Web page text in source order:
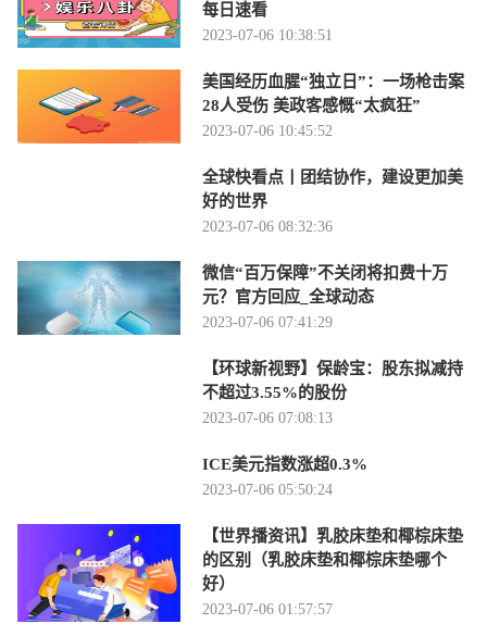
每日速看
2023-07-06 10:38:51
美国经历血腥“独立日”：一场枪击案
28人受伤 美政客感慨“太疯狂”
2023-07-06 10:45:52
全球快看点丨团结协作，建设更加美
好的世界
2023-07-06 08:32:36
微信“百万保障”不关闭将扣费十万
元？官方回应_全球动态
2023-07-06 07:41:29
【环球新视野】保龄宝：股东拟减持
不超过3.55%的股份
2023-07-06 07:08:13
ICE美元指数涨超0.3%
2023-07-06 05:50:24
【世界播资讯】乳胶床垫和椰棕床垫
的区别（乳胶床垫和椰棕床垫哪个
好）
2023-07-06 01:57:57